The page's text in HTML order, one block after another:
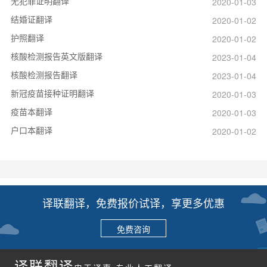
结婚证翻译
2020-01-02
护照翻译
2020-01-02
核酸检测报告英文版翻译
2023-01-04
核酸检测报告翻译
2023-01-04
新冠疫苗接种证明翻译
2020-01-03
疫苗本翻译
2020-01-03
户口本翻译
2020-01-02
译联翻译，免费报价试译，享更多优惠
免费咨询